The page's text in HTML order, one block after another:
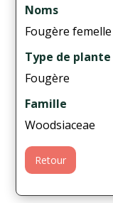
Noms
Fougère femelle
Type de plante
Fougère
Famille
Woodsiaceae
Retour